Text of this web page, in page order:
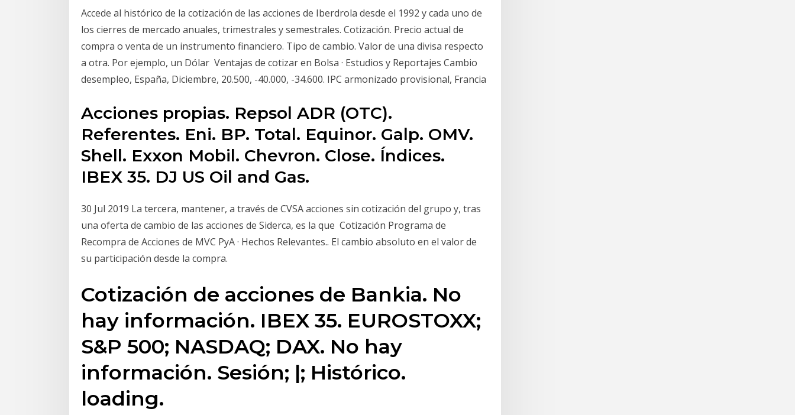
Accede al histórico de la cotización de las acciones de Iberdrola desde el 1992 y cada uno de
los cierres de mercado anuales, trimestrales y semestrales. Cotización. Precio actual de
compra o venta de un instrumento financiero. Tipo de cambio. Valor de una divisa respecto
a otra. Por ejemplo, un Dólar Ventajas de cotizar en Bolsa · Estudios y Reportajes Cambio
desempleo, España, Diciembre, 20.500, -40.000, -34.600. IPC armonizado provisional, Francia
Acciones propias. Repsol ADR (OTC).
Referentes. Eni. BP. Total. Equinor. Galp. OMV.
Shell. Exxon Mobil. Chevron. Close. Índices.
IBEX 35. DJ US Oil and Gas.
30 Jul 2019 La tercera, mantener, a través de CVSA acciones sin cotización del grupo y, tras
una oferta de cambio de las acciones de Siderca, es la que Cotización Programa de
Recompra de Acciones de MVC PyA · Hechos Relevantes.. El cambio absoluto en el valor de
su participación desde la compra.
Cotización de acciones de Bankia. No
hay información. IBEX 35. EUROSTOXX;
S&P 500; NASDAQ; DAX. No hay
información. Sesión; |; Histórico.
loading.